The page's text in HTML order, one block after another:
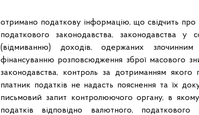
отримано податкову інформацію, що свідчить
податкового законодавства, законодавства у
(відмиванню) доходів, одержаних
фінансуванню розповсюдження зброї масового
законодавства, контроль за дотриманням
платник податків не надасть пояснення та їх
письмовий запит контролюючого органу, в
податків відповідно валютного,